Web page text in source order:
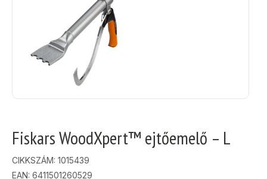
Fiskars WoodXpert™ ejtőemelő – L
CIKKSZÁM: 1015439
EAN: 6411501260529